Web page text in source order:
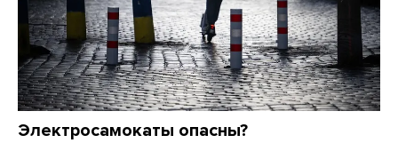
Электросамокаты опасны?